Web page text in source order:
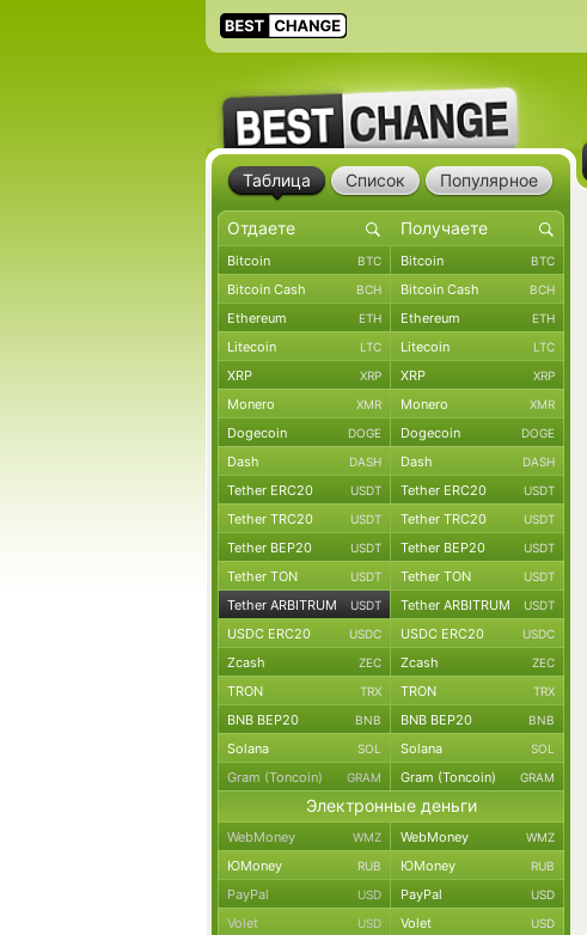
Таблица Список Популярное
Bitcoin BTC Bitcoin BTC
Bitcoin Cash BCH Bitcoin Cash BCH
Ethereum ETH Ethereum ETH
Litecoin LTC Litecoin LTC
XRP XRP XRP XRP
Monero XMR Monero XMR
Dogecoin DOGE Dogecoin DOGE
Dash DASH Dash DASH
Tether ERC20 USDT Tether ERC20 USDT
Tether TRC20 USDT Tether TRC20 USDT
Tether BEP20 USDT Tether BEP20 USDT
Tether TON USDT Tether TON USDT
Tether ARBITRUM USDT Tether ARBITRUM USDT
USDC ERC20 USDC USDC ERC20 USDC
Zcash ZEC Zcash ZEC
TRON TRX TRON TRX
BNB BEP20 BNB BNB BEP20 BNB
Solana SOL Solana SOL
Gram (Toncoin) GRAM Gram (Toncoin) GRAM
Электронные деньги
WebMoney WMZ WebMoney WMZ
ЮMoney RUB ЮMoney RUB
PayPal USD PayPal USD
Volet USD Volet USD